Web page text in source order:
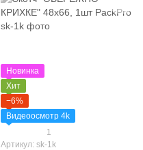
Новинка
Хит
−6%
Видеоосмотр 4k
1
Артикул: sk-1k